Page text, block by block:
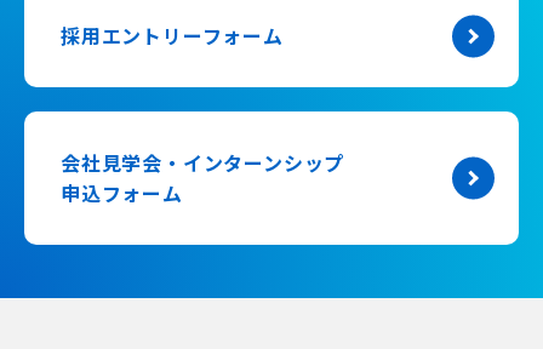
採用エントリーフォーム
会社見学会・インターンシップ
申込フォーム